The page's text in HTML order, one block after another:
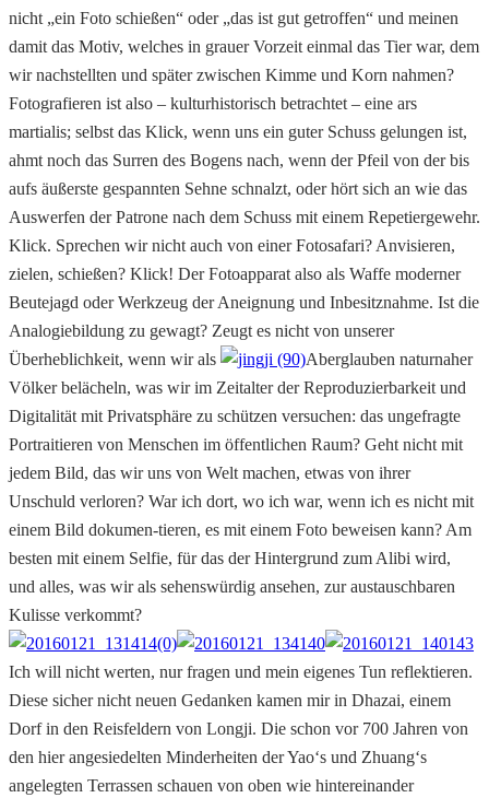
nicht „ein Foto schießen“ oder „das ist gut getroffen“ und meinen
damit das Motiv, welches in grauer Vorzeit einmal das Tier war, dem
wir nachstellten und später zwischen Kimme und Korn nahmen?
Fotografieren ist also – kulturhistorisch betrachtet – eine ars
martialis; selbst das Klick, wenn uns ein guter Schuss gelungen ist,
ahmt noch das Surren des Bogens nach, wenn der Pfeil von der bis
aufs äußerste gespannten Sehne schnalzt, oder hört sich an wie das
Auswerfen der Patrone nach dem Schuss mit einem Repetiergewehr.
Klick. Sprechen wir nicht auch von einer Fotosafari? Anvisieren,
zielen, schießen? Klick! Der Fotoapparat also als Waffe moderner
Beutejagd oder Werkzeug der Aneignung und Inbesitznahme. Ist die
Analogiebildung zu gewagt? Zeugt es nicht von unserer
Überheblichkeit, wenn wir als
Aberglauben naturnaher
Völker belächeln, was wir im Zeitalter der Reproduzierbarkeit und
Digitalität mit Privatsphäre zu schützen versuchen: das ungefragte
Portraitieren von Menschen im öffentlichen Raum? Geht nicht mit
jedem Bild, das wir uns von Welt machen, etwas von ihrer
Unschuld verloren? War ich dort, wo ich war, wenn ich es nicht mit
einem Bild dokumen-tieren, es mit einem Foto beweisen kann? Am
besten mit einem Selfie, für das der Hintergrund zum Alibi wird,
und alles, was wir als sehenswürdig ansehen, zur austauschbaren
Kulisse verkommt?
Ich will nicht werten, nur fragen und mein eigenes Tun reflektieren.
Diese sicher nicht neuen Gedanken kamen mir in Dhazai, einem
Dorf in den Reisfeldern von Longji. Die schon vor 700 Jahren von
den hier angesiedelten Minderheiten der Yao‘s und Zhuang‘s
angelegten Terrassen schauen von oben wie hintereinander